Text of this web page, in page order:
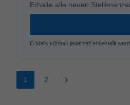
Erhalte alle neuen
E-Mails können jederzeit abbestellt
1 2